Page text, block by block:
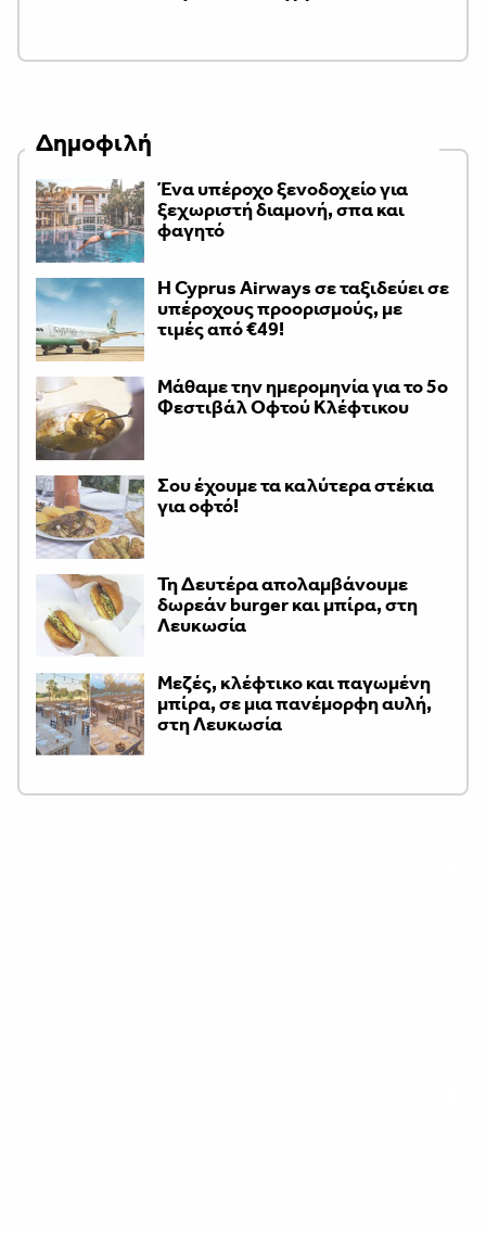
Δημοφιλή
Ένα υπέροχο ξενοδοχείο για
ξεχωριστή διαμονή, σπα και
φαγητό
H Cyprus Airways σε ταξιδεύει σε
υπέροχους προορισμούς, με
τιμές από €49!
Μάθαμε την ημερομηνία για το 5ο
Φεστιβάλ Οφτού Κλέφτικου
Σου έχουμε τα καλύτερα στέκια
για οφτό!
Τη Δευτέρα απολαμβάνουμε
δωρεάν burger και μπίρα, στη
Λευκωσία
Μεζές, κλέφτικο και παγωμένη
μπίρα, σε μια πανέμορφη αυλή,
στη Λευκωσία